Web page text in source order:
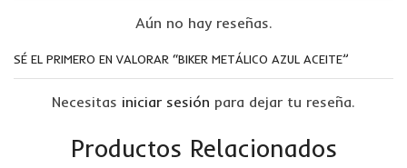
Aún no hay reseñas.
SÉ EL PRIMERO EN VALORAR “BIKER METÁLICO AZUL ACEITE”
Necesitas iniciar sesión para dejar tu reseña.
Productos Relacionados